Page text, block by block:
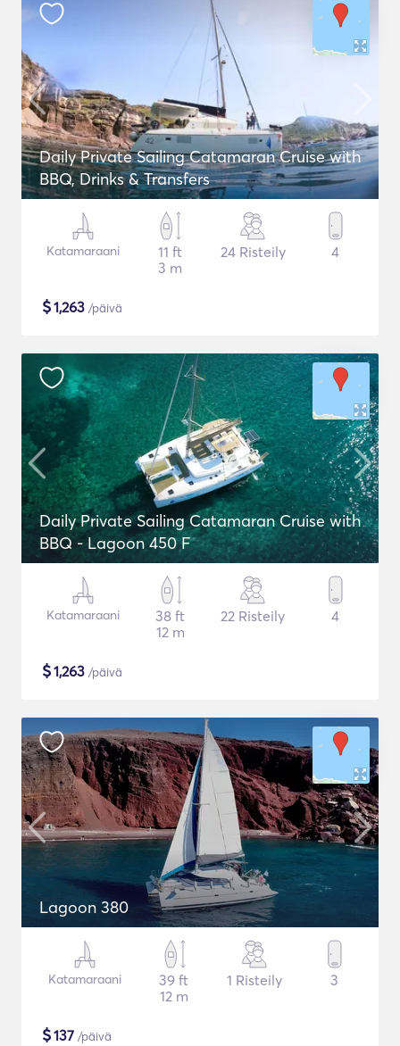
Daily Private Sailing Catamaran Cruise with
BBQ, Drinks & Transfers
Katamaraani
11 ft
3 m
24 Risteily 4
$1,263 /päivä
Daily Private Sailing Catamaran Cruise with
BBQ - Lagoon 450 F
Katamaraani
38 ft
12 m
22 Risteily 4
$1,263 /päivä
Lagoon 380
Katamaraani
39 ft
12 m
1 Risteily 3
$137 /päivä